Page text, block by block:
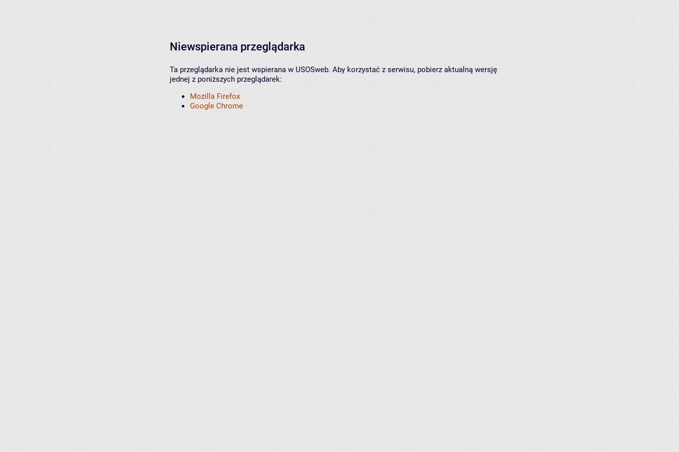
Niewspierana przeglądarka
Ta przeglądarka nie jest wspierana w USOSweb. Aby korzystać z serwisu, pobierz aktualną wersję
jednej z poniższych przeglądarek:
Mozilla Firefox
Google Chrome